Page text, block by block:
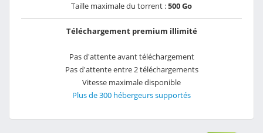
Taille maximale du torrent :500 Go
Téléchargement premium illimité
Pas d'attente avant téléchargement
Pas d'attente entre 2 téléchargements
Vitesse maximale disponible
Plus de 300 hébergeurs supportés